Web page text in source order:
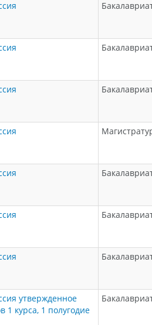
утвержденное
1 курса, 1 полугодие